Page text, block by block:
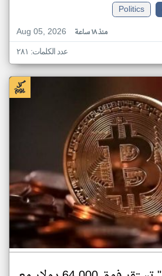
Politics
Aug 05, 2026
منذ ١٨ ساعة
عدد الكلمات: ٢٨١